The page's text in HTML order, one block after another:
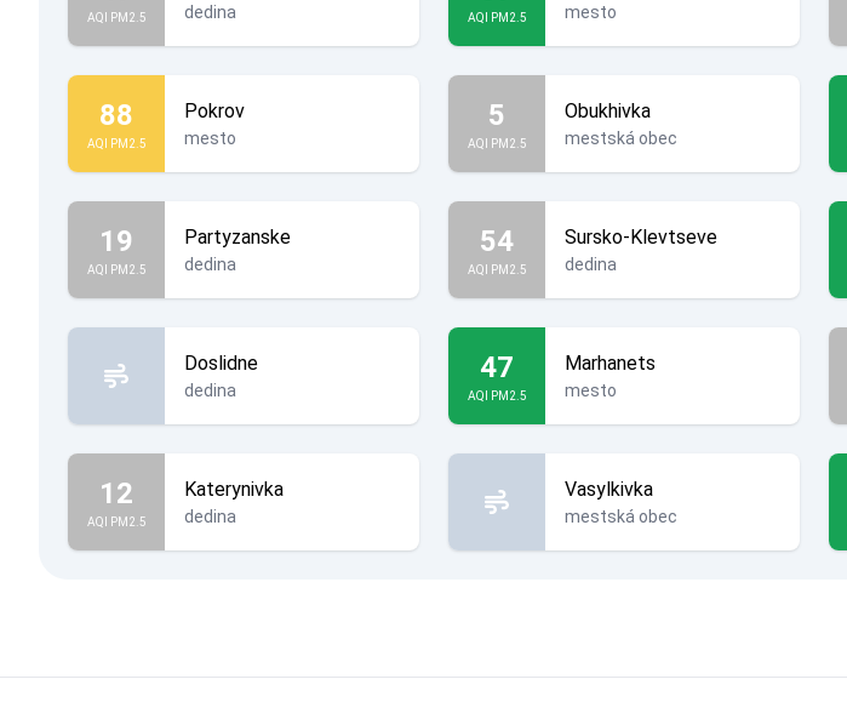
AQI PM2.5 dedina AQI PM2.5 mesto
88
AQI PM2.5
Pokrov
mesto
5
AQI PM2.5
Obukhivka
mestská obec
19
AQI PM2.5
Partyzanske
dedina
54
AQI PM2.5
Sursko-Klevtseve
dedina
Doslidne
dedina
47
AQI PM2.5
Marhanets
mesto
12
AQI PM2.5
Katerynivka
dedina
Vasylkivka
mestská obec